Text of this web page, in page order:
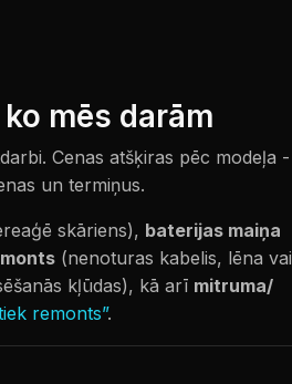
mēs darām
Cenas atšķiras pēc modeļa -
un termiņus.
skāriens), baterijas maiņa
(nenoturas kabelis, lēna vai
kļūdas), kā arī mitruma/
remonts”.